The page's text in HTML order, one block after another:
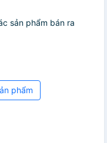
sản phẩm bán ra
phẩm